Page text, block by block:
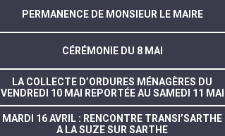
PERMANENCE DE MONSIEUR LE MAIRE
CÉRÉMONIE DU 8 MAI
LA COLLECTE D’ORDURES MÉNAGÈRES DU
VENDREDI 10 MAI REPORTÉE AU SAMEDI 11 MAI
MARDI 16 AVRIL : RENCONTRE TRANSI’SARTHE
A LA SUZE SUR SARTHE